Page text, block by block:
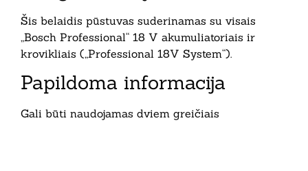
Šis belaidis pūstuvas suderinamas su visais
„Bosch Professional“ 18 V akumuliatoriais ir
krovikliais („Professional 18V System“).
Papildoma informacija
Gali būti naudojamas dviem greičiais